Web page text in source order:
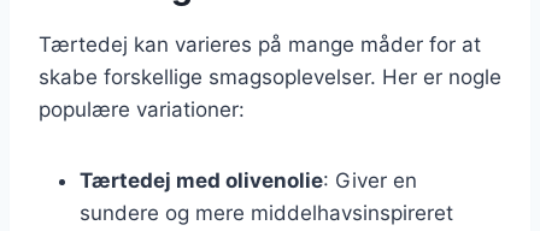
Tærtedej kan varieres på mange måder for at
skabe forskellige smagsoplevelser. Her er nogle
populære variationer:
Tærtedej med olivenolie: Giver en
sundere og mere middelhavsinspireret